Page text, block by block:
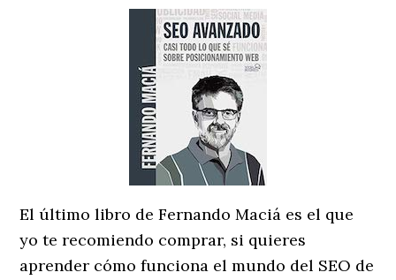
El último libro de FernandoMaciá es el que
yo te recomiendo comprar, si quieres
aprender cómo funciona el mundo del SEO de